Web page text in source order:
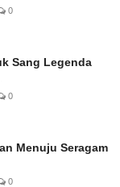
0
Sang Legenda
0
Menuju Seragam
0